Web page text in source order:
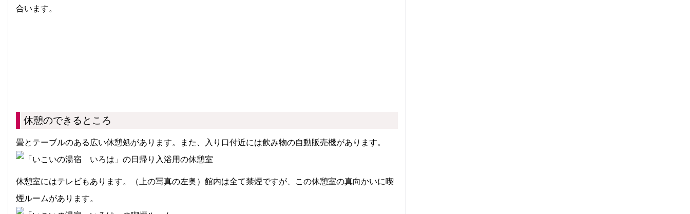
合います。
休憩のできるところ
畳とテーブルのある広い休憩処があります。また、入り口付近には飲み物の自動販売機があります。
休憩室にはテレビもあります。（上の写真の左奥）館内は全て禁煙ですが、この休憩室の真向かいに喫
煙ルームがあります。